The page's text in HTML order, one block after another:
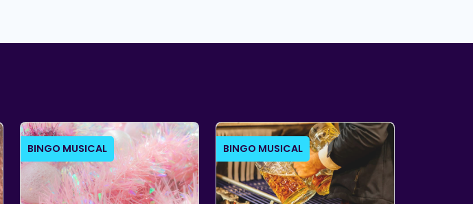
BINGO MUSICAL BINGO MUSICAL